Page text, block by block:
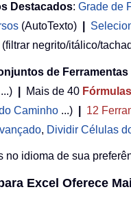
Destacados: Grade de
(AutoTexto)
(filtrar negrito/itálico/
de
Mais de 40 Fórmulas
Caminho ...) 12
, Dividir Células
no idioma de sua
Excel Oferece